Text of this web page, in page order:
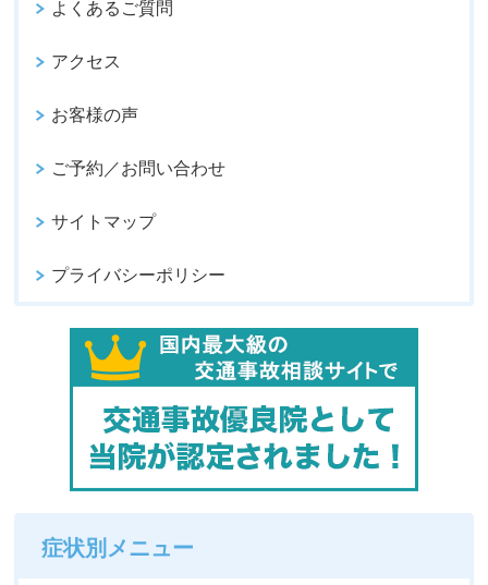
よくあるご質問
アクセス
お客様の声
ご予約／お問い合わせ
サイトマップ
プライバシーポリシー
症状別メニュー